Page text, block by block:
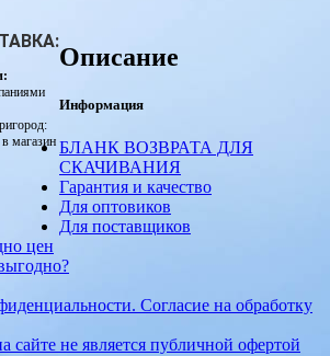
магазин
Описание
Информация
БЛАНК ВОЗВРАТА ДЛЯ
СКАЧИВАНИЯ
Гарантия и качество
Для оптовиков
Для поставщиков
цен
Согласие на обработку
сайте не является публичной офертой